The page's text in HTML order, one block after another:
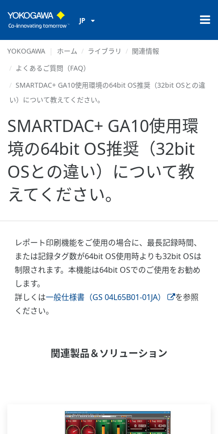
JP
YOKOGAWA ホーム ライブラリ
関連情報
よくあるご質問（FAQ）
SMARTDAC+ GA10使用環境の64bit OS推奨（32bit OSとの違
い）について教えてください。
SMARTDAC+ GA10使用環
境の64bit OS推奨（32bit
OSとの違い）について教
えてください。
レポート印刷機能をご使用の場合に、最長記録時間、
または記録タグ数が64bit OS使用時よりも32bit OSは
制限されます。本機能は64bit OSでのご使用をお勧め
します。
詳しくは一般仕様書（GS 04L65B01-01JA）
を参照
ください。
関連製品＆ソリューション